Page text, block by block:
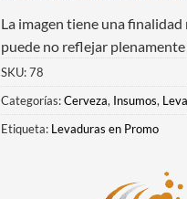
La imagen tiene una
puede no reflejar
SKU:78
Categorías:Cerveza, Insumos,
Etiqueta: Levaduras en Promo